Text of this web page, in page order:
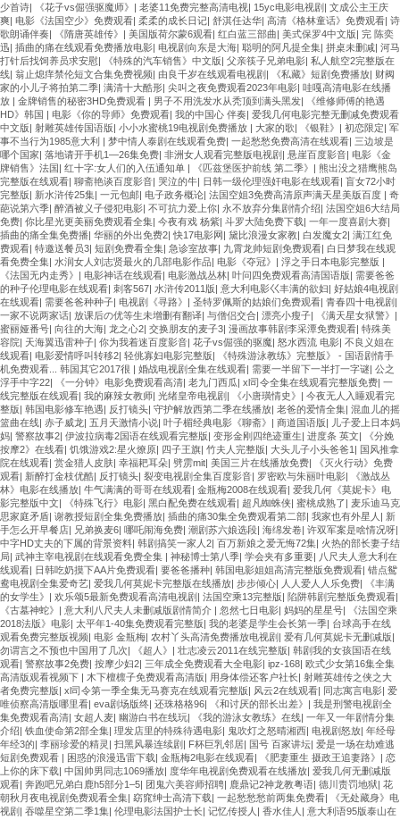
少首诗| 《花子vs倔强驱魔师》 | 老婆11免费完整高清电视| 15yc电影电视剧 | 文成公主王庆
爽| 电影《法国空少》免费观看| 柔柔的成长日记| 舒淇任达华| 高清《格林童话》免费观看| 诗
歌朗诵伴奏| 《隋唐英雄传》 | 美国版荷尔蒙6观看| 红白蓝三部曲| 美式保罗4中文版| 完 陈奕
迅| 插曲的痛在线观看免费播放电影| 电视剧向东是大海| 聪明的阿凡提全集| 拼桌未删减| 河马
打针后找饲养员求安慰| 《特殊的汽车销售》中文版| 父亲筷子兄弟电影| 私人航空2完整版在
线| 翁止熄痒禁伦短文合集免费视频| 由良千岁在线观看电视剧 | 《私藏》短剧免费播放| 财阀
家的小儿子将拍第二季| 满清十大酷形| 尖叫之夜免费观看2023年电影| 哇嘎高清电影在线播
放 | 金牌销售的秘密3HD免费观看 | 男子不用洗发水从秃顶到满头黑发|
《维修师傅的艳遇
HD》韩国 | 电影《你的导师》免费观看| 我的中国心 伴奏| 爱我几何电影完整无删减免费观看
中文版| 射雕英雄传国语版| 小小水蜜桃19电视剧免费播放 | 大家的歌| 《银鞋》 | 初恋限定| 军
事不当行为1985意大利 | 梦中情人泰剧在线观看免费| 一起愁愁免费高清在线观看| 三边坡是
哪个国家| 落地请开手机1—26集免费| 非洲女人观看完整版电视剧 | 悬崖百度影音| 电影《金
牌销售》法国| 红十字:女人们的入伍通知单 | 《匹兹堡医护前线 第二季》 | 熊出没之猎鹰熊岛
完整版在线观看| 聊斋艳谈百度影音| 哭泣的牛| 日韩一级伦理强奸电影在线观看| 盲女72小时
完整版| 新水浒传25集| 一元包邮| 电子政务概论| 法国空姐3免费高清原声满天星美版百度 | 奇
葩说第六季| 醉酒被义子侵犯电影| 不可抗力爱上你| 永不放弃分集剧情介绍| 法国空姐6大结局
免费| 你比星光更美丽免费观看全集| 今夜有戏 杨紫| 斗罗大陆免费下载| 一年一度喜剧大赛|
插曲的痛全集免费播| 华丽的外出免费2|快17电影网| 黛比浪漫女家教| 白发魔女2| 满江红免
费观看| 特邀送餐员3| 短剧免费看全集| 急诊室故事| 九霄龙帅短剧免费观看| 白日梦我在线观
看免费全集| 水润女人刘志贤最火的几部电影作品| 电影《夺冠》 | 浮之手日本电影完整版 |
《法国无内走秀》 | 电影神话在线观看| 电影激战丛林| 叶问四免费观看高清国语版| 需要爸爸
的种子伦理电影在线观看| 刺客567| 水浒传2011版| 意大利电影巜丰满的欲妇| 好姑娘4电视剧
在线观看| 需要爸爸种种子| 电视剧《寻路》 | 圣特罗佩斯的姑娘们免费观看| 青春四十电视剧 |
一家不说两家话| 放课后の优等生未增删有翻译| 与僧侣交合| 漂亮小瘦子| 《满天星女狱警》 |
蜜丽娅番号| 向往的大海| 龙之心2| 交换朋友的麦子3| 漫画故事韩剧李采潭免费观看| 特殊美
容院| 天海翼迅雷种子| 你为我着迷百度影音| 花子vs倔强的驱魔| 怒水西流 电影| 不良义姐在
线观看| 电影爱情呼叫转移2| 轻佻寡妇电影完整版|
《特殊游泳教练》完整版》 - 国语剧情手
机免费观看... 韩国其它2017很 | 婚战电视剧全集在线观看| 需要一半留下一半打一字谜| 公之
浮手中字22| 《一分钟》电影免费观看高清| 老九门西瓜| xl司令全集在线观看完整版免费| 一
线完整版在线观看| 我的麻辣女教师| 光绪皇帝电视剧 | 《小唐璜情史》 | 今夜无人入睡观看完
整版| 韩国电影修车艳遇| 反打镜头| 守护解放西第二季在线播放| 老爸的爱情全集| 混血儿的摇
篮曲在线| 赤子威龙| 五月天激情小说| 叶子楣经典电影《聊斋》 | 商道国语版| 儿子爱上日本妈
妈| 警察故事2| 伊波拉病毒2国语在线观看完整版| 变形金刚四绝迹重生| 进度条 英文|
《分娩
按摩2》在线看| 饥饿游戏2:星火燎原| 四子王旗| 竹夫人完整版| 大头儿子小头爸爸1 | 国风推拿
院在线观看| 赏金猎人皮肤| 幸福耙耳朵| 劈雳mit| 美国三片在线播放免费|
《灭火行动》免费
观看| 新醉打金枝优酷| 反打镜头| 裂变电视剧全集百度影音| 罗密欧与朱丽叶电影|
《激战丛
林》电影在线播放| 牛气满满的哥哥在线观看| 金瓶梅2008在线观看| 爱我几何《莫妮卡》电
影完整版中文| 《特殊飞行》电影| 黑白配免费在线观看| 超凡蜘蛛侠| 蜜桃成熟了| 麦乐迪马克
思家庭矛盾| 谢教授短剧全集免费播放| 插曲的痛30集全免费观看第二部| 我家也有外星人 | 新
手怎么开早餐店| 兄弟换麦6| 哪吒闹海免费| 潮剧苏六娘选段| 海绵发卷| 许双军案是啥情况呀|
中字HD丈夫的下属的背景资料| 韩剧搞笑一家人2| 百万新娘之爱无悔72集| 火热的部长妻子结
局| 武神主宰电视剧在线观看免费全集 | 神秘博士第八季| 学会夹有多重要| 八尺夫人意大利在
线观看| 日韩吃奶摸下AA片免费观看| 要爸爸播种| 韩国电影姐姐高清完整版免费观看| 错点鸳
鸯电视剧全集爱奇艺| 爱我几何莫妮卡完整版在线播放| 步步倾心| 人人爱人人乐免费|
《丰满
的女学生》 | 欢乐颂5最新免费观看高清电视剧 | 法国空乘13完整版| 陷阱韩剧完整版免费观看|
《古墓神蛇》 | 意大利八尺夫人未删减版剧情简介 | 忽然七日电影| 妈妈的星星号|
《法国空乘
2018法版》电影| 太平年1-40集免费观看完整版| 我的老婆是学生会长第一季| 台球高手在线
观看免费完整版视频| 电影 金瓶梅| 农村丫头高清免费播放电视剧 | 爱有几何莫妮卡无删减版|
勿谓言之不预也中国用了几次| 《超人》 | 壮志凌云2011在线完整版| 韩剧我的女孩国语在线
观看| 警察故事2免费| 按摩少妇2| 三年成全免费观看大全电影| ipz-168| 欧式少女第16集全集
高清版观看视频下 | 木下檀檩子免费观看高清版| 用身体偿还客户社长| 射雕英雄传之侠之大
者免费完整版| xl司令第一季全集无马赛克在线观看完整版| 风云2在线观看| 同志寓言电影| 爱
唯侦察高清版哪里看| eva剧场版终| 还珠格格96| 《和讨厌的部长出差》 | 我是刑警电视剧全
集免费观看高清| 女超人麦| 幽游白书在线玩| 《我的游泳女教练》在线| 一年又一年剧情分集
介绍| 铁血使命第2部全集| 理发店里的特殊待遇电影| 鬼吹灯之怒晴湘西| 电视剧怒放| 年经母
年经3的| 李丽珍爱的精灵 | 扫黑风暴连续剧 | F杯巨乳邻居| 国号 百家讲坛| 爱是一场在劫难逃
短剧免费观看 | 困惑的浪漫迅雷下载| 金瓶梅2电影在线观看| 《肥妻重生 摄政王追妻路》 | 恋
上你的床下载| 中国帅男同志1069播放| 度华年电视剧免费观看在线播放| 爱我几何无删减版
观看| 奔跑吧兄弟白鹿h5部分1–5| 团鬼六美容师招聘| 鹿鼎记2神龙教粤语| 德川责罚地狱| 花
朝秋月夜电视剧免费观看全集| 窈窕绅士高清下载| 一起愁愁愁前两集免费看|
《无处藏身》电
视剧 | 吞噬星空第二季1集| 伦理电影法国护士长| 记忆传授人 | 香水佳人 | 意大利语95版泰山在